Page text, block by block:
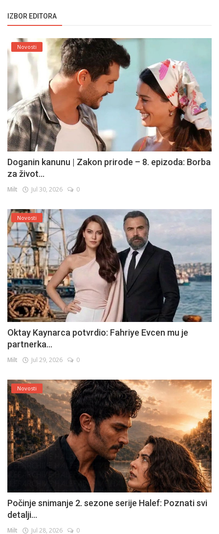
IZBOR EDITORA
Novosti
Doganin kanunu | Zakon prirode – 8. epizoda: Borba
za život...
Milt Jul 30, 2026 0
Novosti
Oktay Kaynarca potvrdio: Fahriye Evcen mu je
partnerka...
Milt Jul 29, 2026 0
Novosti
Počinje snimanje 2. sezone serije Halef: Poznati svi
detalji...
Milt Jul 28, 2026 0